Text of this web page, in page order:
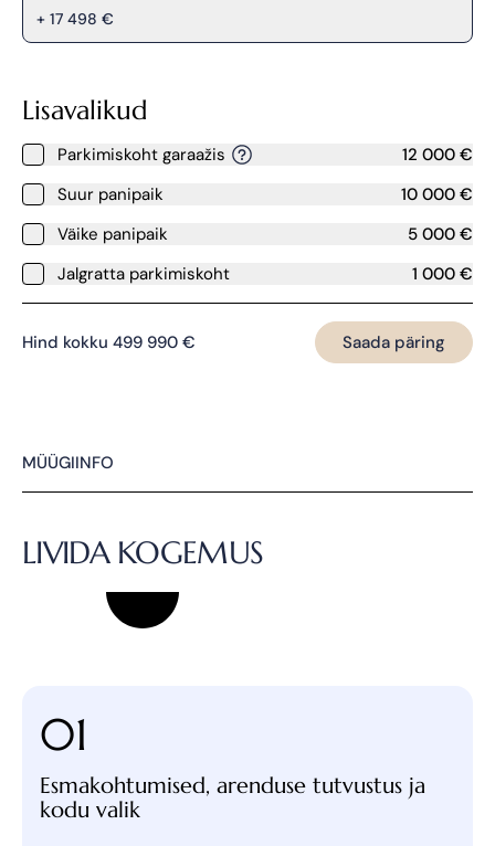
+ 17 498 €
Lisavalikud
Parkimiskoht garaažis
12 000 €
Suur panipaik
10 000 €
Väike panipaik
5 000 €
Jalgratta parkimiskoht
1 000 €
Hind kokku 499 990 € Saada päring
MÜÜGIINFO
LIVIDA KOGEMUS
01
Esmakohtumised, arenduse tutvustus ja
kodu valik